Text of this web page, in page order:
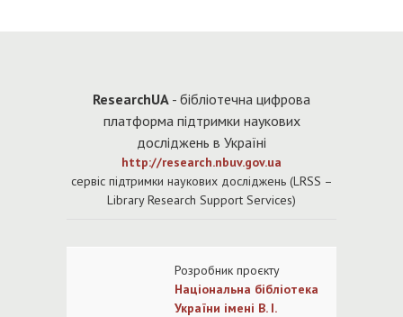
ResearchUA - бібліотечна цифрова
платформа підтримки наукових
досліджень в Україні
http://research.nbuv.gov.ua
cервіс підтримки наукових досліджень (LRSS –
Library Research Support Services)
Розробник проєкту
Національна бібліотека
України імені В. І.